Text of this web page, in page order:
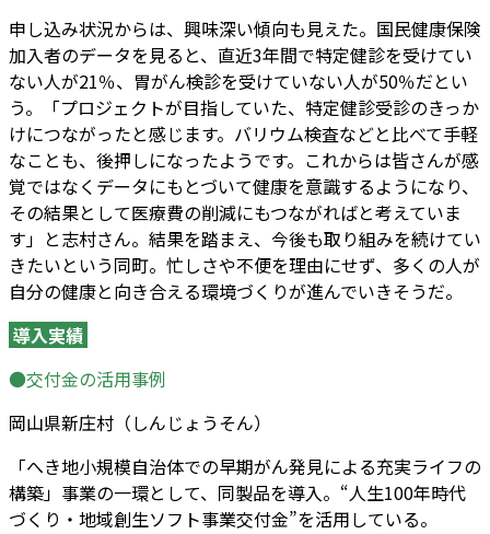
申し込み状況からは、興味深い傾向も見えた。国民健康保険
加入者のデータを見ると、直近3年間で特定健診を受けてい
ない人が21％、胃がん検診を受けていない人が50％だとい
う。「プロジェクトが目指していた、特定健診受診のきっか
けにつながったと感じます。バリウム検査などと比べて手軽
なことも、後押しになったようです。これからは皆さんが感
覚ではなくデータにもとづいて健康を意識するようになり、
その結果として医療費の削減にもつながればと考えていま
す」と志村さん。結果を踏まえ、今後も取り組みを続けてい
きたいという同町。忙しさや不便を理由にせず、多くの人が
自分の健康と向き合える環境づくりが進んでいきそうだ。
導入実績
●交付金の活用事例
岡山県新庄村（しんじょうそん）
「へき地小規模自治体での早期がん発見による充実ライフの
構築」事業の一環として、同製品を導入。“人生100年時代
づくり・地域創生ソフト事業交付金”を活用している。